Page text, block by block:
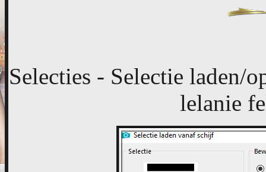
Selecties - Selectie laden/
lelanie